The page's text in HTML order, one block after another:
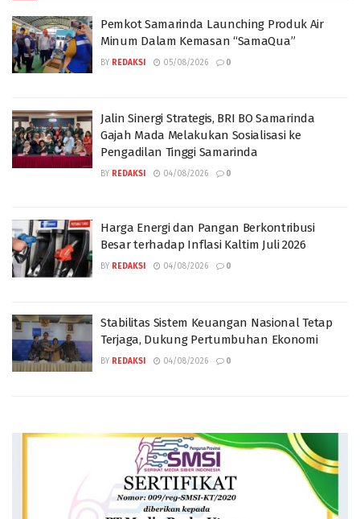
Pemkot Samarinda Launching Produk Air
Minum Dalam Kemasan “SamaQua”
BY REDAKSI 05/08/2026 0
Jalin Sinergi Strategis, BRI BO Samarinda
Gajah Mada Melakukan Sosialisasi ke
Pengadilan Tinggi Samarinda
BY REDAKSI 04/08/2026 0
Harga Energi dan Pangan Berkontribusi
Besar terhadap Inflasi Kaltim Juli 2026
BY REDAKSI 04/08/2026 0
Stabilitas Sistem Keuangan Nasional Tetap
Terjaga, Dukung Pertumbuhan Ekonomi
BY REDAKSI 04/08/2026 0